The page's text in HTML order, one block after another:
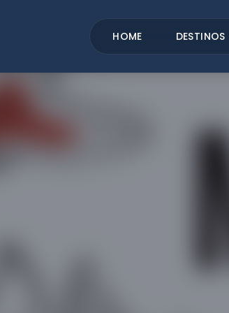
HOME DESTINOS